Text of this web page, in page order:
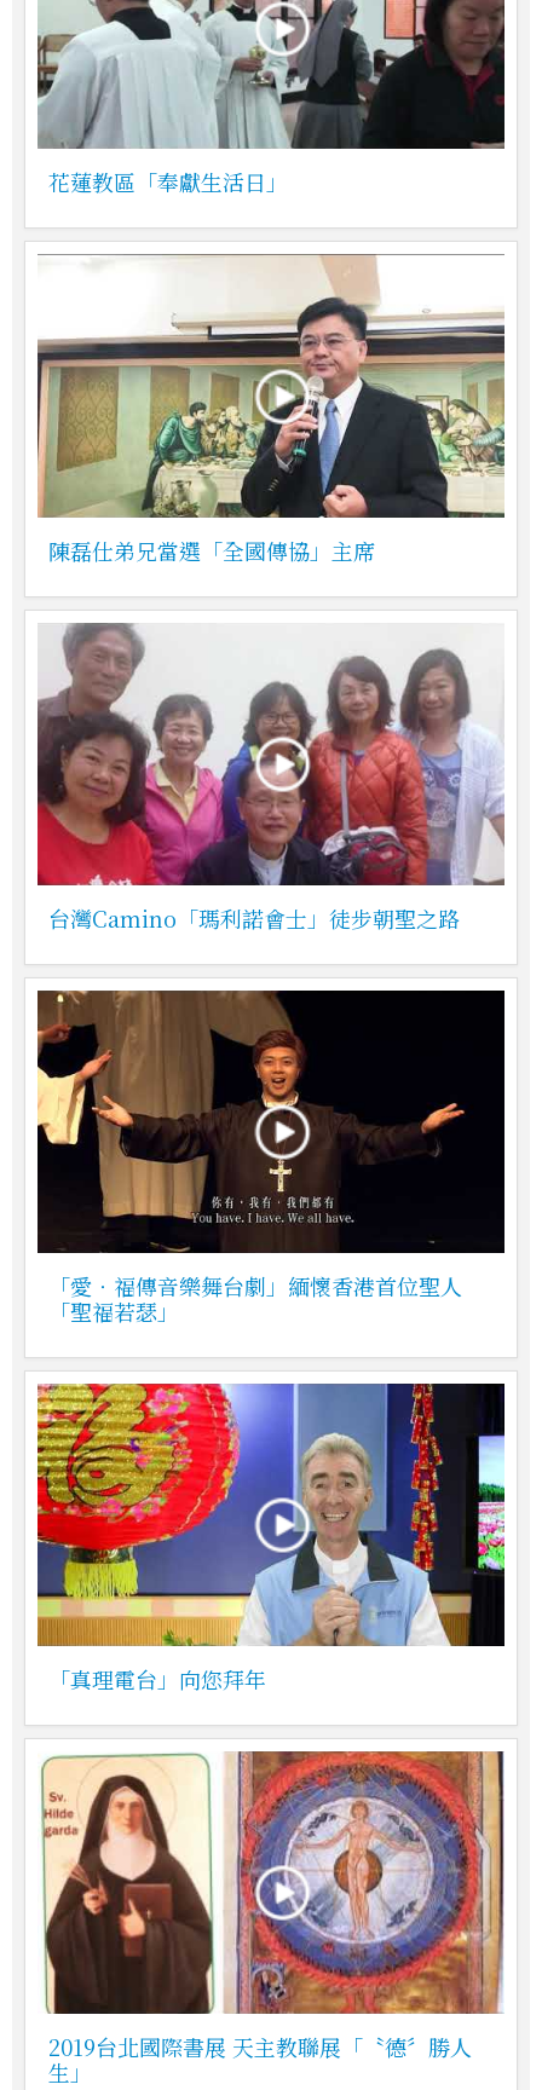
花蓮教區「奉獻生活日」
陳磊仕弟兄當選「全國傳協」主席
台灣Camino「瑪利諾會士」徒步朝聖之路
「愛‧福傳音樂舞台劇」緬懷香港首位聖人
「聖福若瑟」
「真理電台」向您拜年
2019台北國際書展 天主教聯展「〝德〞勝人
生」